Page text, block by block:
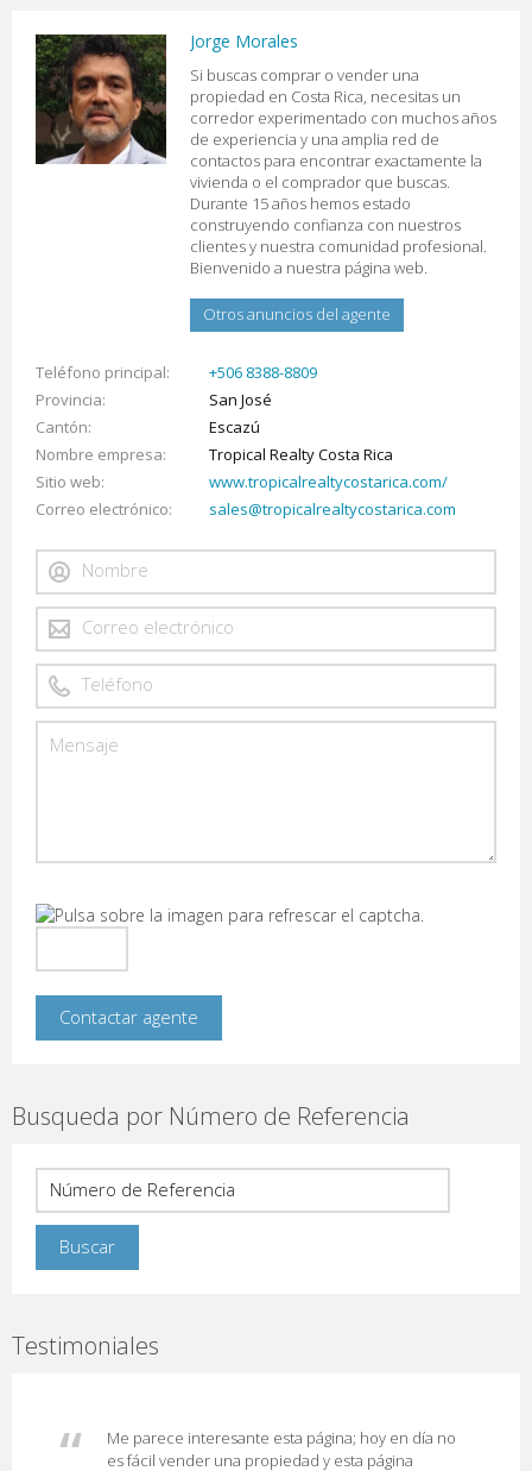
Jorge Morales
Si buscas comprar o vender una
propiedad en Costa Rica, necesitas un
corredor experimentado con muchos años
de experiencia y una amplia red de
contactos para encontrar exactamente la
vivienda o el comprador que buscas.
Durante 15 años hemos estado
construyendo confianza con nuestros
clientes y nuestra comunidad profesional.
Bienvenido a nuestra página web.
Otros anuncios del agente
Teléfono principal
+506 8388-8809
Provincia
San José
Cantón
Escazú
Nombre empresa
Tropical Realty Costa Rica
Sitio web
www.tropicalrealtycostarica.com/
Correo electrónico
sales@tropicalrealtycostarica.com
Busqueda por Número de Referencia
Testimoniales
Me parece interesante esta página; hoy en día no
es fácil vender una propiedad y esta página